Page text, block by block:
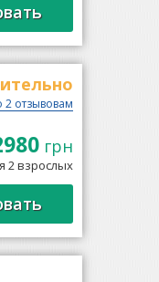
2 отзывовам
грн
2 взрослых